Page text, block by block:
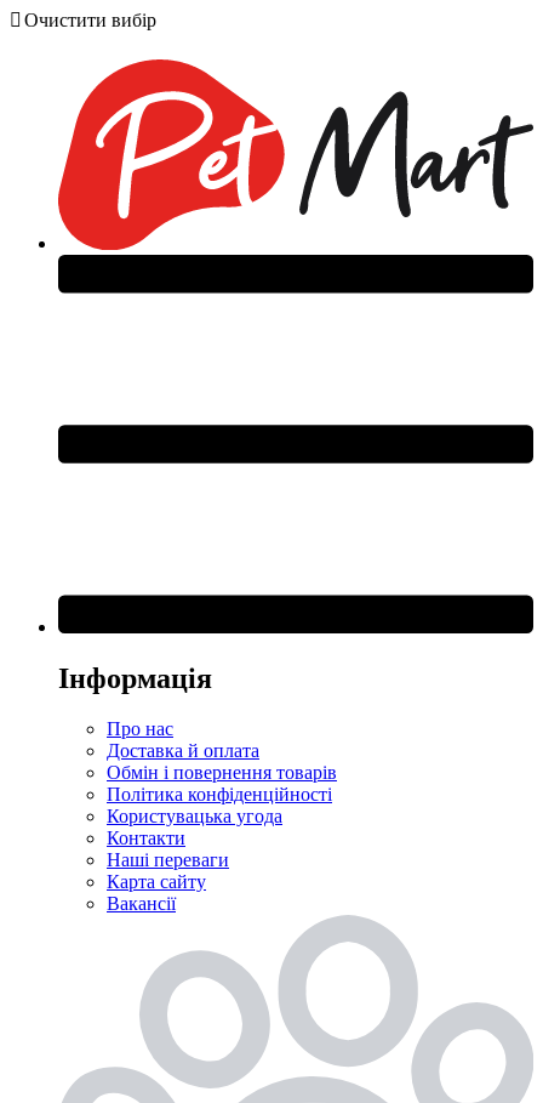
Очистити вибір
Інформація
Про нас
Доставка й оплата
Обмін і повернення товарів
Політика конфіденційності
Користувацька угода
Контакти
Наші переваги
Карта сайту
Вакансії